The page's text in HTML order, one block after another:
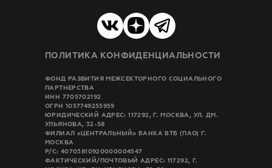
ПОЛИТИКА КОНФИДЕНЦИАЛЬНОСТИ
ФОНД РАЗВИТИЯ МЕЖСЕКТОРНОГО СОЦИАЛЬНОГО
ПАРТНЕРСТВА
ИНН 7705702192
ОГРН 1057749255959
ЮРИДИЧЕСКИЙ АДРЕС: 117292, Г. МОСКВА, УЛ. ДМ.
УЛЬЯНОВА, 32-58
ФИЛИАЛ «ЦЕНТРАЛЬНЫЙ» БАНКА ВТБ (ПАО) Г.
МОСКВА
Р/C: 40703810920000004547
ФАКТИЧЕСКИЙ/ПОЧТОВЫЙ АДРЕС: 117292, Г.